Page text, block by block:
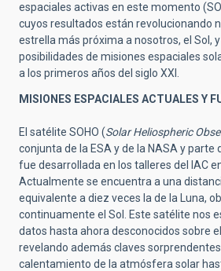
espaciales activas en este momento
cuyos resultados están revolucionando
estrella más próxima a nosotros, el Sol,
posibilidades de misiones espaciales
a los primeros años del siglo XXI.
MISIONES ESPACIALES ACTUALES Y
El satélite SOHO (Solar Heliospheric
conjunta de la ESA y de la NASA y
fue desarrollada en los talleres del IAC
Actualmente se encuentra a una
equivalente a diez veces la de la Luna,
continuamente el Sol. Este satélite nos
datos hasta ahora desconocidos sobre
revelando además claves sorprendentes
calentamiento de la atmósfera solar